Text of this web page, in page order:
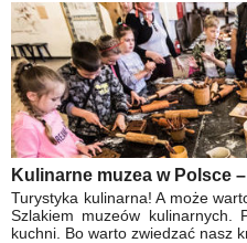
Kulinarne muzea w Polsce
Turystyka kulinarna! A może
Szlakiem muzeów kulinarnych.
kuchni. Bo warto zwiedzać nasz